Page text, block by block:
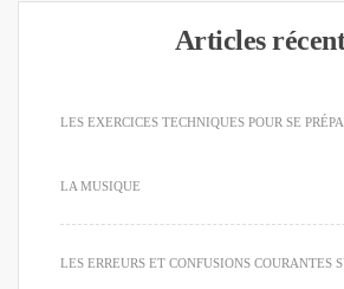
Articles
LES EXERCICES TECHNIQUES POUR SE
LA MUSIQUE
LES ERREURS ET CONFUSIONS COURANTES